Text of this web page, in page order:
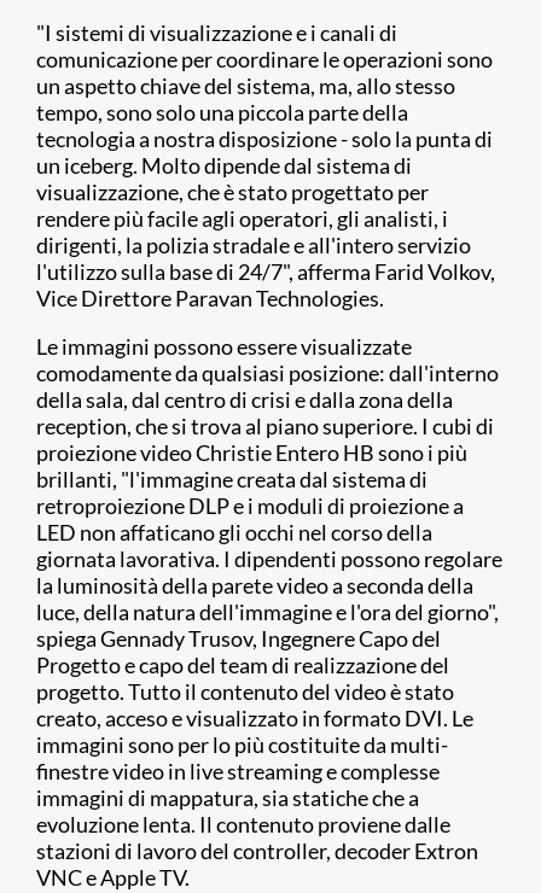
"I sistemi di visualizzazione e i canali di
comunicazione per coordinare le operazioni sono
un aspetto chiave del sistema, ma, allo stesso
tempo, sono solo una piccola parte della
tecnologia a nostra disposizione - solo la punta di
un iceberg. Molto dipende dal sistema di
visualizzazione, che è stato progettato per
rendere più facile agli operatori, gli analisti, i
dirigenti, la polizia stradale e all'intero servizio
l'utilizzo sulla base di 24/7", afferma Farid Volkov,
Vice Direttore Paravan Technologies.
Le immagini possono essere visualizzate
comodamente da qualsiasi posizione: dall'interno
della sala, dal centro di crisi e dalla zona della
reception, che si trova al piano superiore. I cubi di
proiezione video Christie Entero HB sono i più
brillanti, "l'immagine creata dal sistema di
retroproiezione DLP e i moduli di proiezione a
LED non affaticano gli occhi nel corso della
giornata lavorativa. I dipendenti possono regolare
la luminosità della parete video a seconda della
luce, della natura dell'immagine e l'ora del giorno",
spiega Gennady Trusov, Ingegnere Capo del
Progetto e capo del team di realizzazione del
progetto. Tutto il contenuto del video è stato
creato, acceso e visualizzato in formato DVI. Le
immagini sono per lo più costituite da multi-
finestre video in live streaming e complesse
immagini di mappatura, sia statiche che a
evoluzione lenta. Il contenuto proviene dalle
stazioni di lavoro del controller, decoder Extron
VNC e Apple TV.